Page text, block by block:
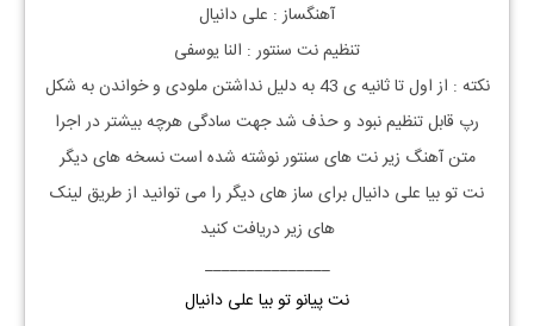
آهنگساز : علی دانیال
تنظیم نت سنتور : النا یوسفی
نکته : از اول تا ثانیه ی 43 به دلیل نداشتن ملودی و خواندن به شکل
رپ قابل تنظیم نبود و حذف شد جهت سادگی هرچه بیشتر در اجرا
متن آهنگ زیر نت های سنتورنوشته شده است نسخه های دیگر
نتتو بیا علی دانیالبرای ساز های دیگر را می توانید از طریق لینک
های زیر دریافت کنید
_______________
نت پیانو تو بیا علی دانیال